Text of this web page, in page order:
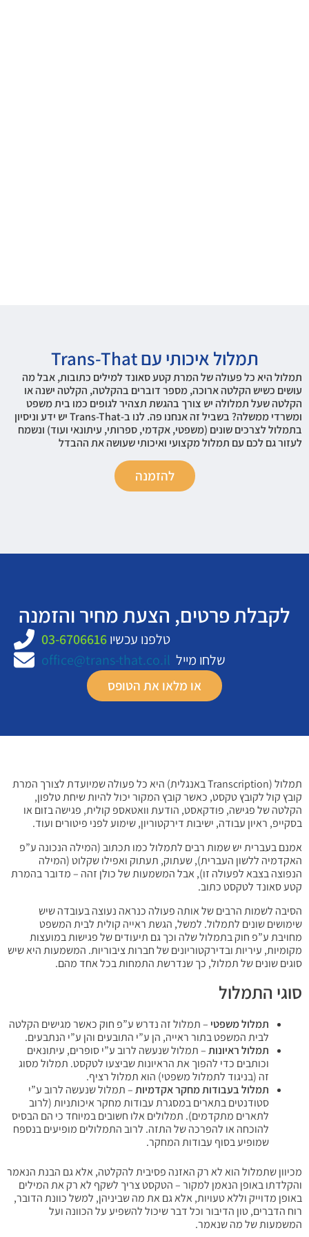
תמלול איכותי עם Trans-That
תמלול היא כל פעולה של המרת קטע סאונד למילים כתובות, אבל מה
עושים כשיש הקלטה ארוכה, מספר דוברים בהקלטה, הקלטה ישנה או
הקלטה שעל תמלולה יש צורך בהגשת תצהיר לגופים כמו בית משפט
ומשרדי ממשלה? בשביל זה אנחנו פה. לנו ב-Trans-That יש ידע וניסיון
בתמלול לצרכים שונים (משפטי, אקדמי, ספרותי, עיתונאי ועוד) ונשמח
לעזור גם לכם עם תמלול מקצועי ואיכותי שעושה את ההבדל
להזמנה
לקבלת פרטים, הצעת מחיר והזמנה
טלפנו עכשיו03-6706616
שלחו מייל office@trans-that.co.il
או מלאו את הטופס
תמלול (Transcription באנגלית) היא כל פעולה שמיועדת לצורך המרת
קובץ קול לקובץ טקסט, כאשר קובץ המקור יכול להיות שיחת טלפון,
הקלטה של פגישה, פודקאסט, הודעת וואטאספ קולית, פגישה בזום או
בסקייפ, ראיון עבודה, ישיבות דירקטוריון, שימוע לפני פיטורים ועוד.
אמנם בעברית יש שמות רבים לתמלול כמו תכתוב (המילה הנכונה ע”פ
האקדמיה ללשון העברית), שעתוק, תעתוק ואפילו שקלוט (המילה
הנפוצה בצבא לפעולה זו), אבל המשמעות של כולן זהה – מדובר בהמרת
קטע סאונד לטקסט כתוב.
הסיבה לשמות הרבים של אותה פעולה כנראה נעוצה בעובדה שיש
שימושים שונים לתמלול. למשל, הגשת ראייה קולית לבית המשפט
מחויבת ע”פ חוק בתמלול שלה וכך גם תיעודים של פגישות במועצות
מקומיות, עיריות ובדירקטוריונים של חברות ציבוריות. המשמעות היא שיש
סוגים שונים של תמלול, כך שנדרשת התמחות בכל אחד מהם.
סוגי התמלול
תמלול משפטי – תמלול זה נדרש ע”פ חוק כאשר מגישים הקלטה
לבית המשפט בתור ראייה, הן ע”י התובעים והן ע”י הנתבעים.
תמלול ראיונות– תמלול שנעשה לרוב ע”י סופרים, עיתונאים
וכותבים כדי להפוך את הראיונות שביצעו לטקסט. תמלול מסוג
זה (בניגוד לתמלול משפטי) הוא תמלול רציף.
תמלול בעבודות מחקר אקדמיות– תמלול שנעשה לרוב ע”י
סטודנטים בתארים במסגרת עבודות מחקר איכותניות (לרוב
לתארים מתקדמים). תמלולים אלו חשובים במיוחד כי הם הבסיס
להוכחה או להפרכה של התזה. לרוב התמלולים מופיעים בנספח
שמופיע בסוף עבודות המחקר.
מכיוון שתמלול הוא לא רק האזנה פסיבית להקלטה, אלא גם הבנת הנאמר
והקלדתו באופן הנאמן למקור – הטקסט צריך לשקף לא רק את המילים
באופן מדוייק וללא טעויות, אלא גם את מה שביניהן, למשל כוונת הדובר,
רוח הדברים, טון הדיבור וכל דבר שיכול להשפיע על הכוונה ועל
המשמעות של מה שנאמר.